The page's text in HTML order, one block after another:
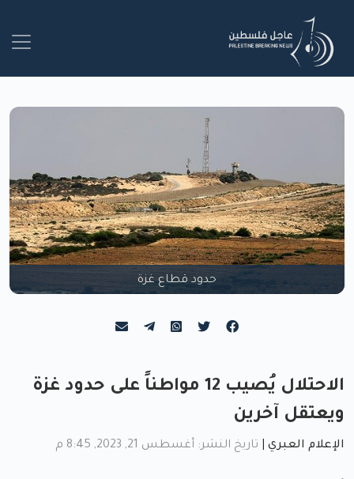
حدود قطاع غزة
الاحتلال يُصيب 12 مواطناً على حدود غزة
ويعتقل آخرين
الإعلام العبري تاريخ النشر: أغسطس 21, 2023, 8:45 م